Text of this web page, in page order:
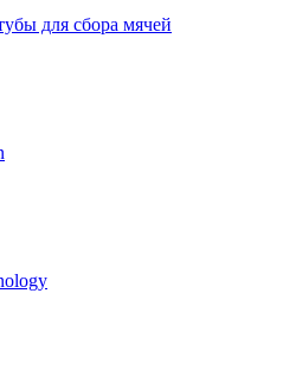
для сбора мячей